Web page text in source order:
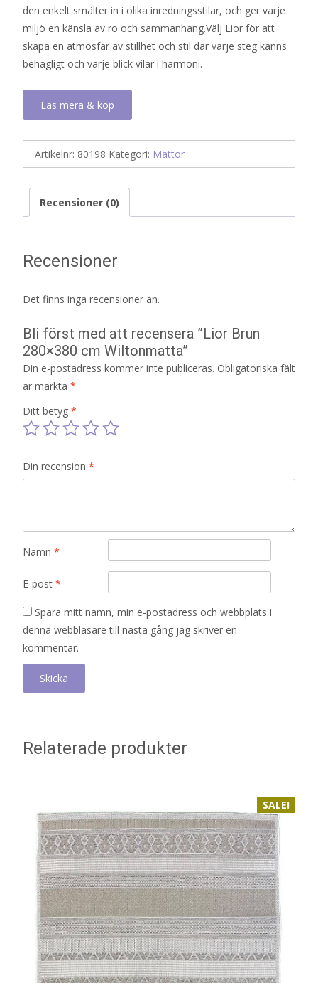
den enkelt smälter in i olika inredningsstilar, och ger varje
miljö en känsla av ro och sammanhang.Välj Lior för att
skapa en atmosfär av stillhet och stil där varje steg känns
behagligt och varje blick vilar i harmoni.
Läs mera & köp
Artikelnr: 80198 Kategori: Mattor
Recensioner (0)
Recensioner
Det finns inga recensioner än.
Bli först med att recensera ”Lior Brun
280×380 cm Wiltonmatta”
Din e-postadress kommer inte publiceras. Obligatoriska fält
är märkta *
Ditt betyg *
Din recension *
Namn *
E-post *
Spara mitt namn, min e-postadress och webbplats i
denna webbläsare till nästa gång jag skriver en
kommentar.
Relaterade produkter
SALE!